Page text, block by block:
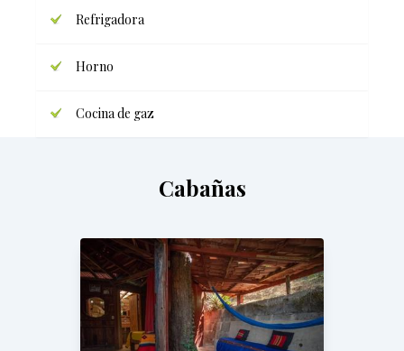
Refrigadora
Horno
Cocina de gaz
Cabañas